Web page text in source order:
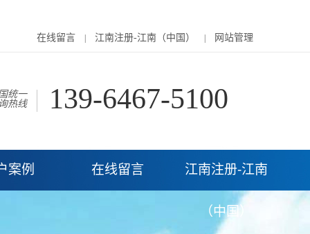
在线留言 江南注册-江南（中国） 网站管理
统一
热线
139-6467-5100
案例 在线留言 江南注册-江南
（中国）